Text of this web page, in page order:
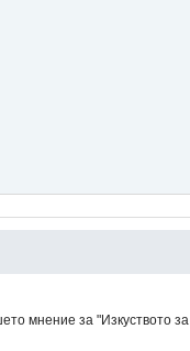
мнение за "Изкуството за